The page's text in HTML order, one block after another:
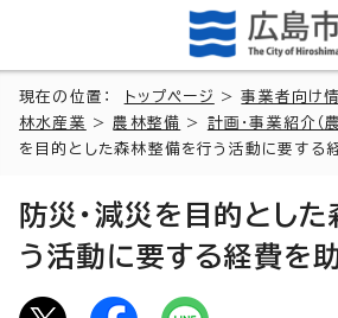
現在の位置： トップページ >事業者向け
林水産業
> 農林整備 > 計画・事業紹介（
を目的とした森林整備を行う活動に要する
防災・減災を目的とし
う活動に要する経費を